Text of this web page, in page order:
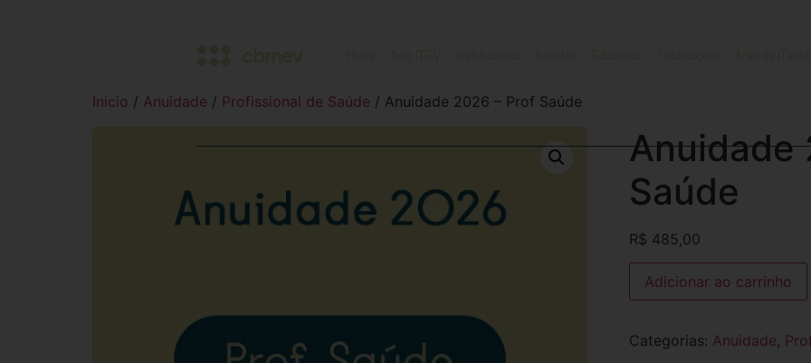
Início / Anuidade / Profissional de Saúde / Anuidade 2026 – Prof Saúde
Anuidade
Saúde
R$ 485,00
Adicionar ao carrinho
Categorias: Anuidade,